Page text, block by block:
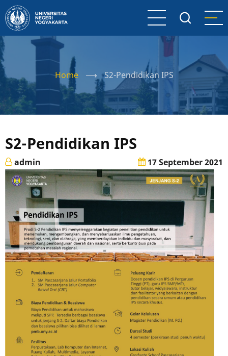
Skip
to
main
content
Home ⟶ S2-Pendidikan IPS
S2-Pendidikan IPS
admin 17 September 2021